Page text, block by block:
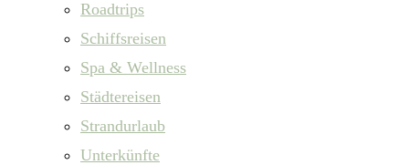
Roadtrips
Schiffsreisen
Spa & Wellness
Städtereisen
Strandurlaub
Unterkünfte